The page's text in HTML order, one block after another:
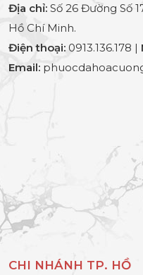
Địa chỉ: Số 26 Đường Số
Hồ Chí Minh.
Điện thoại: 0913.136.178 |
Email:
CHI NHÁNH TP. HỒ